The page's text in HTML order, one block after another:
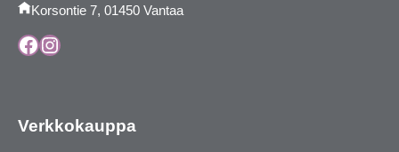
Korsontie 7, 01450 Vantaa
Facebook
Instagram
Verkkokauppa